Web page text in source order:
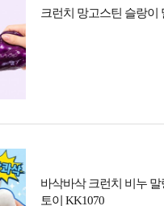
크런치 망고스틴 슬랑이
바삭바삭 크런치 비누
토이 KK1070